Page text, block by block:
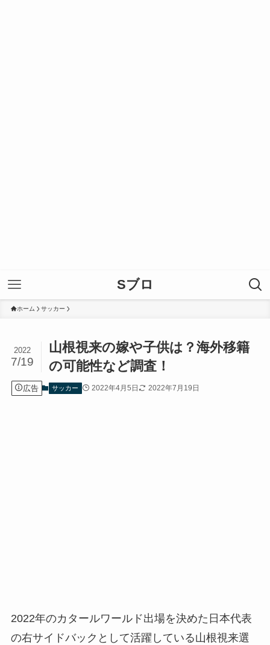
Sブロ
ホーム サッカー
山根視来の嫁や子供は？海外移籍
の可能性など調査！
2022
7/19
広告 サッカー 2022年4月5日 2022年7月19日
2022年のカタールワールド出場を決めた日本代表
の右サイドバックとして活躍している山根視来選